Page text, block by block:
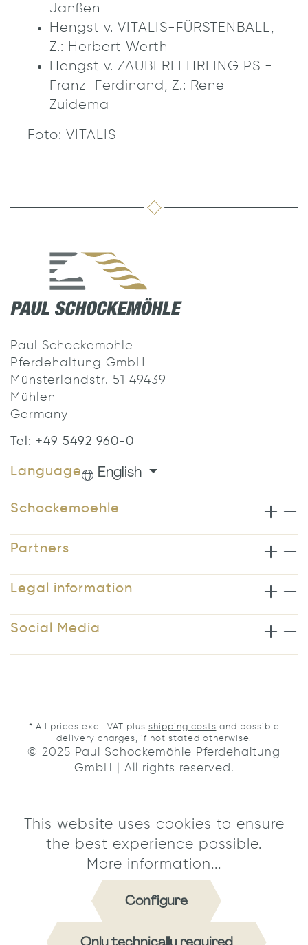
Janßen
Hengst v. VITALIS-FÜRSTENBALL,
Z.: Herbert Werth
Hengst v. ZAUBERLEHRLING PS -
Franz-Ferdinand, Z.: Rene
Zuidema
Foto: VITALIS
Paul Schockemöhle
Pferdehaltung GmbH
Münsterlandstr. 51 49439
Mühlen
Germany
Tel: +49 5492 960-0
Language English
Schockemoehle
Partners
Legal information
Social Media
* All prices excl. VAT plus shipping costs and possible
delivery charges, if not stated otherwise.
© 2025 Paul Schockemöhle Pferdehaltung
GmbH | All rights reserved.
This website uses cookies to ensure
the best experience possible.
More information...
Configure